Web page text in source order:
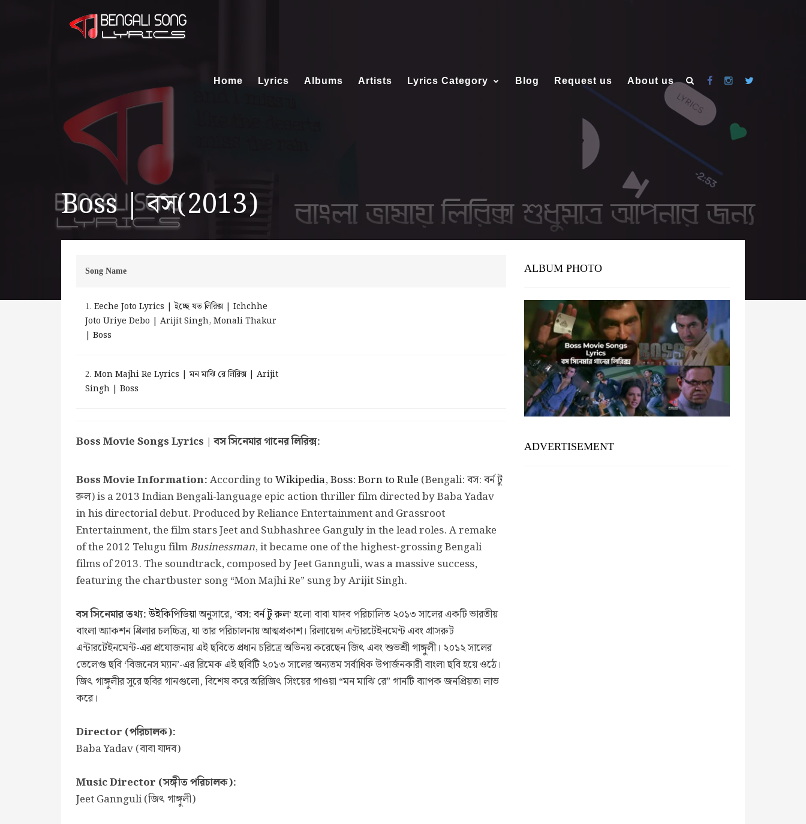
Home Lyrics Albums Artists Lyrics Category Blog Request us About us
Boss | বস(2013)
Song Name
1. Eeche Joto Lyrics | ইচ্ছে যত লিরিক্স | Ichchhe
Joto Uriye Debo | Arijit Singh, Monali Thakur
| Boss
2. Mon Majhi Re Lyrics | মন মাঝি রে লিরিক্স | Arijit
Singh | Boss
Boss Movie Songs Lyrics | বস সিনেমার গানের লিরিক্স:
Boss Movie Information:According toWikipedia,Boss: Born to Rule (Bengali: বস: বর্ন টু
রুল) is a 2013 Indian Bengali-language epic action thriller film directed by Baba Yadav
in his directorial debut. Produced by Reliance Entertainment and Grassroot
Entertainment, the film stars Jeet and Subhashree Ganguly in the lead roles. A remake
of the 2012 Telugu filmBusinessman, it became one of the highest-grossing Bengali
films of 2013. The soundtrack, composed by Jeet Gannguli, was a massive success,
featuring the chartbuster song “Mon Majhi Re” sung by Arijit Singh.
বস সিনেমার তথ্য:উইকিপিডিয়াঅনুসারে, ‘বস: বর্ন টু রুল‘ হলো বাবা যাদব পরিচালিত ২০১৩ সালের একটি ভারতীয়
বাংলা অ্যাকশন থ্রিলার চলচ্চিত্র, যা তার পরিচালনায় আত্মপ্রকাশ। রিলায়েন্স এন্টারটেইনমেন্ট এবং গ্রাসরুট
এন্টারটেইনমেন্ট-এর প্রযোজনায় এই ছবিতে প্রধান চরিত্রে অভিনয় করেছেন জিৎ এবং শুভশ্রী গাঙ্গুলী। ২০১২ সালের
তেলেগু ছবি ‘বিজনেস ম্যান’-এর রিমেক এই ছবিটি ২০১৩ সালের অন্যতম সর্বাধিক উপার্জনকারী বাংলা ছবি হয়ে ওঠে।
জিৎ গাঙ্গুলীর সুরে ছবির গানগুলো, বিশেষ করে অরিজিৎ সিংয়ের গাওয়া “মন মাঝি রে” গানটি ব্যাপক জনপ্রিয়তা লাভ
করে।
Director (পরিচালক):
Baba Yadav (বাবা যাদব)
Music Director (সঙ্গীত পরিচালক):
Jeet Gannguli (জিৎ গাঙ্গুলী)
ALBUM PHOTO
ADVERTISEMENT